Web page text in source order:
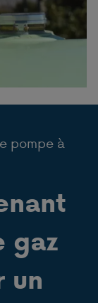
pompe à
gaz
un